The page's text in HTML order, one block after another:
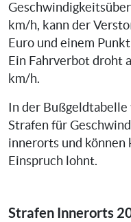
km/h, kann der
Euro und einem
Ein Fahrverbot droht
km/h.
In der
Strafen für
innerorts und können
Einspruch lohnt.
Strafen Innerorts